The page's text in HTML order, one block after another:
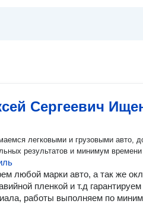
Сергеевич
легковыми и грузовыми авто,
максимальных результатов и минимум времени
любой марки авто, а так же
пленкой и т.д
работы выполняем по